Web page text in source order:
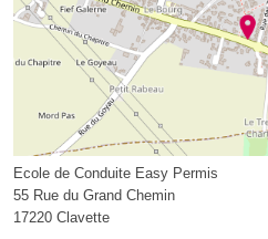
Ecole de Conduite Easy Permis
55 Rue du Grand Chemin
17220 Clavette